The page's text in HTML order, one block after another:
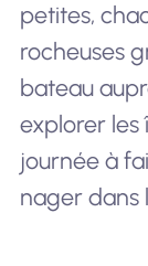
petites,
rocheuses
bateau
explorer les
journée à
nager dans